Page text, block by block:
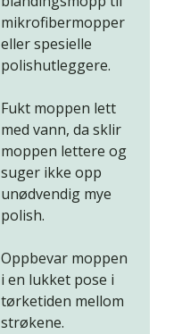
mikrofibermopper
eller spesielle
polishutleggere.
Fukt moppen lett
med vann, da sklir
moppen lettere og
suger ikke opp
unødvendig mye
polish.
Oppbevar moppen
i en lukket pose i
tørketiden mellom
strøkene.